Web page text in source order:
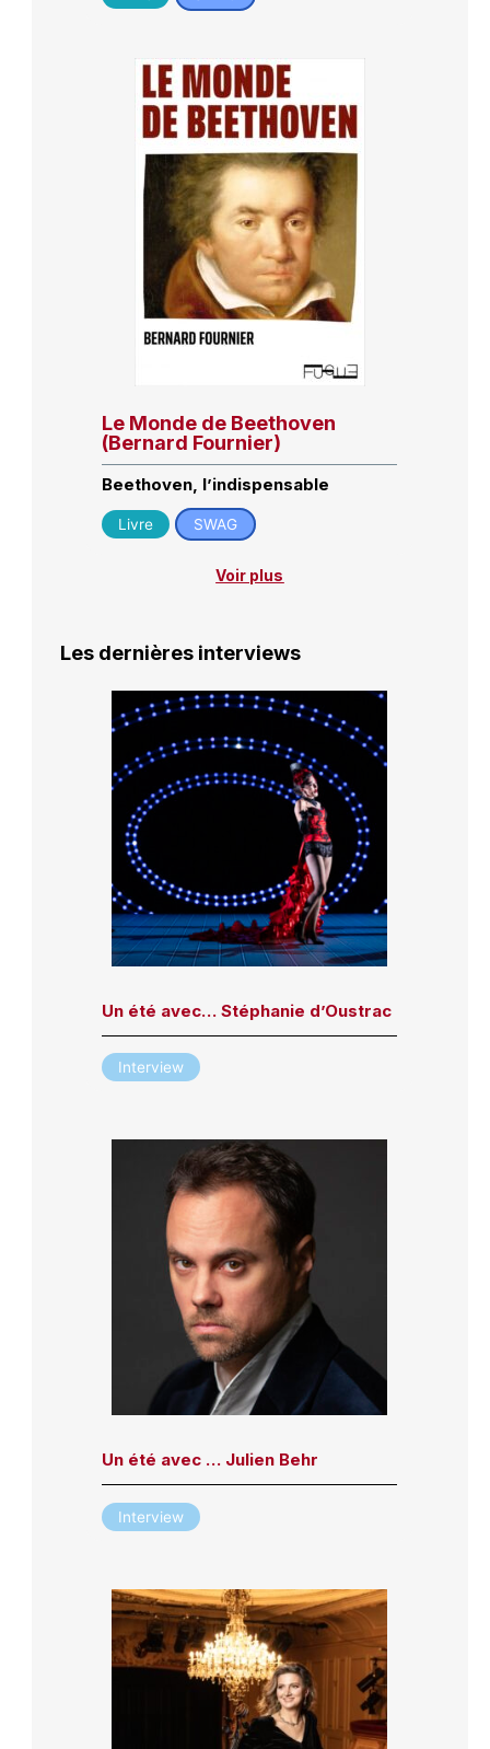
Le Monde de Beethoven
(Bernard Fournier)
Beethoven, l’indispensable
Livre SWAG
Voir plus
Les dernières interviews
Un été avec… Stéphanie d’Oustrac
Interview
Un été avec … Julien Behr
Interview